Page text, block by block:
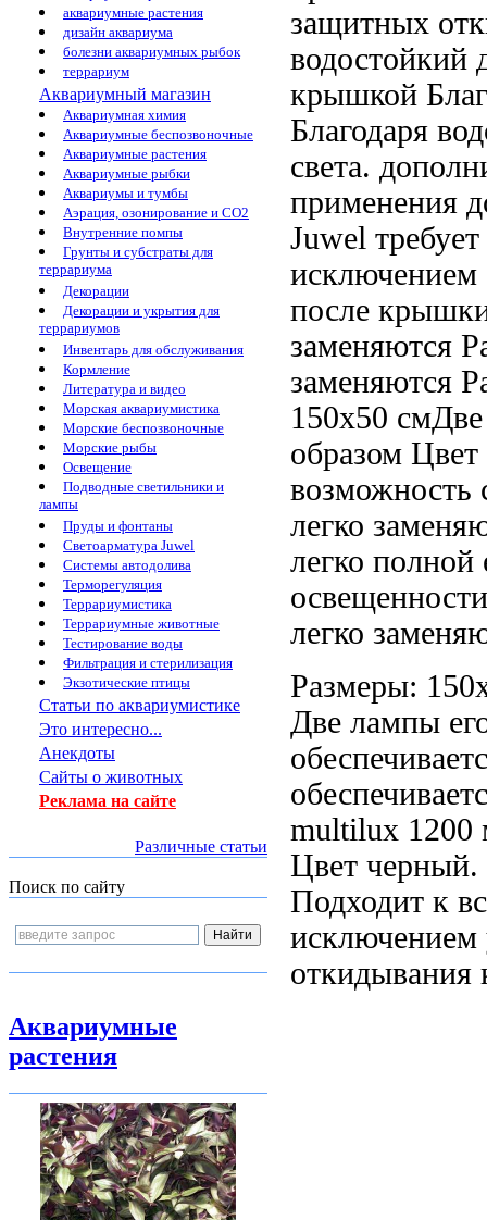
аквариумные растения
дизайн аквариума
болезни аквариумных рыбок
террариум
Аквариумный магазин
Аквариумная химия
Аквариумные беспозвоночные
Аквариумные растения
Аквариумные рыбки
Аквариумы и тумбы
Аэрация, озонирование и CO2
Внутренние помпы
Грунты и субстраты для
террариума
Декорации
Декорации и укрытия для
террариумов
Инвентарь для обслуживания
Кормление
Литература и видео
Морская аквариумистика
Морские беспозвоночные
Морские рыбы
Освещение
Подводные светильники и
лампы
Пруды и фонтаны
Светоарматура Juwel
Системы автодолива
Терморегуляция
Террариумистика
Террариумные животные
Тестирование воды
Фильтрация и стерилизация
Экзотические птицы
Статьи по аквариумистике
Это интересно...
Анекдоты
Сайты о животных
Реклама на сайте
Различные статьи
Поиск по сайту
Аквариумные
растения
защитных
водостойкий
крышкой
Благодаря
света.
применения
Juwel
исключением
после
заменяются
заменяются
150х50 смДве
образом Цвет
возможность
легко
легко полной
легко
Размеры:
Две лампы
multilux
Цвет черный.
Подходит к
исключением